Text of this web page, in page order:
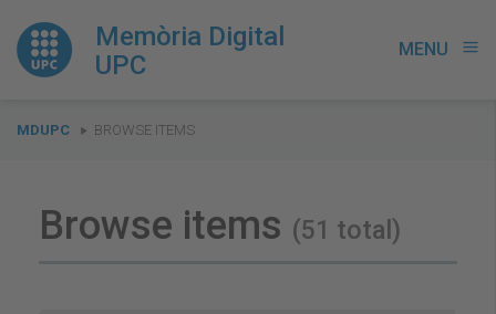
Memòria Digital
UPC
MENU menu
You
MDUPC BROWSE ITEMS
Browse items (51 total)